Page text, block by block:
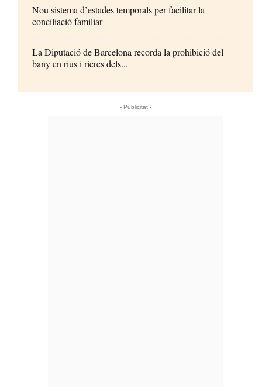
Nou sistema d’estades temporals per facilitar la
conciliació familiar
La Diputació de Barcelona recorda la prohibició del
bany en rius i rieres dels...
- Publicitat -